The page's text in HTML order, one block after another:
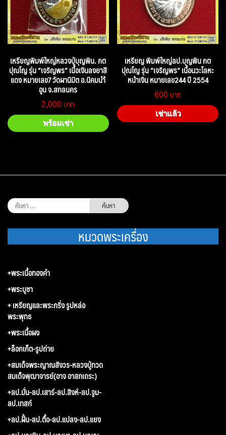
เหรียญพิมพ์ใหญ่หลวงปู่บุญพิน. กต
ปุณโญ รุ่น “เจริญพร” เนื้อเงินลงยาสี
แดง หมายเลข7 วัดผานิมิต อ.นิคมนำ้
อูน จ.สกลนคร
2,000
พร้อมเช่า
เหรียญ พิมพ์ใหญ่ลป.บุญพิน กต
ปุณโญ รุ่น “เจริญพร” เนื้อนวะโลหะ
หน้าเงิน หมายเลข244 ปี 2554
600
เช่าแล้ว
ค้นหา
สำหรับ:
หมวดพระเครื่อง
+พระเนื้อทองคำ
+พระบูชา
+ เหรียญและพระกริ่ง รูปหล่อ
พระพุทธ
+พระเนื้อผง
+ล็อกเก็ต-รูปถ่าย
+สมเด็จพระญาณสังวร-หลวงปู่ทวด
สมเด็จพุฒาจารย์(อาจ อาสภเถระ)
+ลป.มั่น-ลป.เสาร์-ลป.สิงห์-ลป.จูม-
ลป.เทสก์
+ลป.ฝั้น-ลป.ตื้อ-ลป.แปลง-ลป.แยง